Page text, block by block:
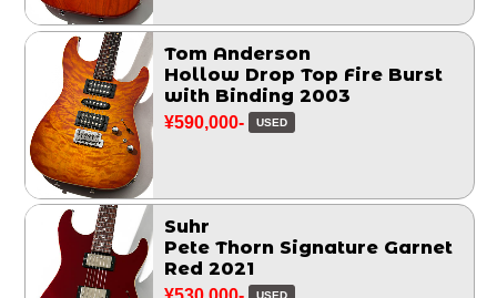
Tom Anderson
Hollow Drop Top Fire Burst
with Binding 2003
¥590,000- USED
Suhr
Pete Thorn Signature Garnet
Red 2021